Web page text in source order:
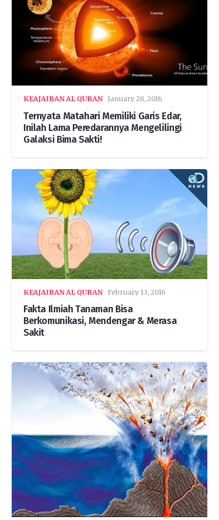
KEAJAIBAN AL QURAN January 28, 2016
Ternyata Matahari Memiliki Garis Edar,
Inilah Lama Peredarannya Mengelilingi
Galaksi Bima Sakti!
KEAJAIBAN AL QURAN February 13, 2016
Fakta Ilmiah Tanaman Bisa
Berkomunikasi, Mendengar & Merasa
Sakit